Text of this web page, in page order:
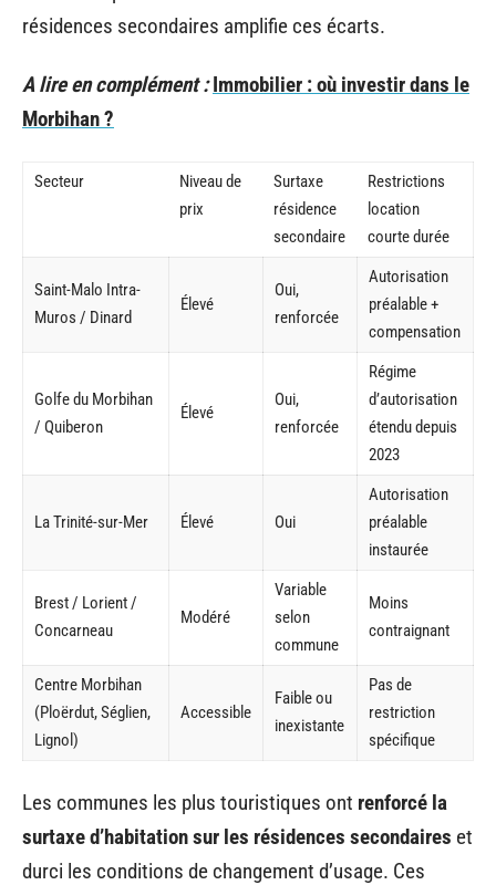
résidences secondaires amplifie ces écarts.
A lire en complément : Immobilier : où investir dans le
Morbihan ?
Secteur
Niveau de
prix
Surtaxe
résidence
secondaire
Restrictions
location
courte durée
Saint-Malo Intra-
Muros / Dinard
Élevé
Oui,
renforcée
Autorisation
préalable +
compensation
Golfe du Morbihan
/ Quiberon
Élevé
Oui,
renforcée
Régime
d’autorisation
étendu depuis
2023
La Trinité-sur-Mer Élevé Oui
Autorisation
préalable
instaurée
Brest / Lorient /
Concarneau
Modéré
Variable
selon
commune
Moins
contraignant
Centre Morbihan
(Ploërdut, Séglien,
Lignol)
Accessible
Faible ou
inexistante
Pas de
restriction
spécifique
Les communes les plus touristiques ont renforcé la
surtaxe d’habitation sur les résidences secondaires et
durci les conditions de changement d’usage. Ces